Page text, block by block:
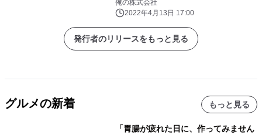
俺の株式会社
2022年4月13日 17:00
発行者のリリースをもっと見る
グルメの新着 もっと見る
「胃腸が疲れた日に、作ってみません